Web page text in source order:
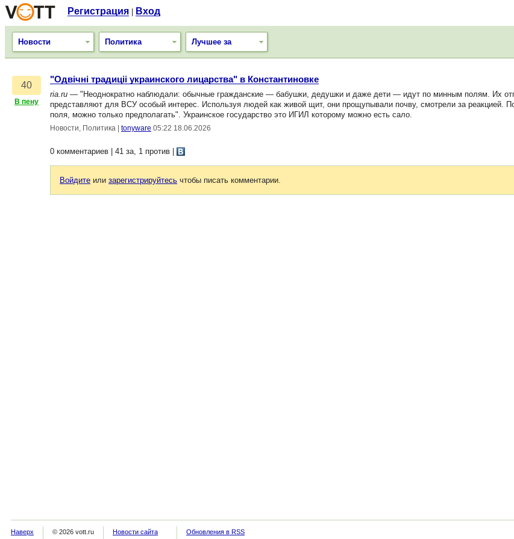
Регистрация Вход
Новости Политика Лучшее за
40
В пену
"Одвiчнi традицii украинского лицарства" в Константиновке
ria.ru — "Неоднократно наблюдали: обычные гражданские — бабушки, дедушки и даже дети — идут по минным полям. Их
представляют для ВСУ особый интерес. Используя людей как живой щит, они прощупывали почву, смотрели за реакцией.
поля, можно только предполагать". Украинское государство это ИГИЛ которому можно есть сало.
Новости, Политика tonyware 05:22 18.06.2026
0 комментариев | 41 за, 1 против
Войдите или зарегистрируйтесь чтобы писать комментарии.
Наверх © 2026 vott.ru Новости сайта Обновления в RSS